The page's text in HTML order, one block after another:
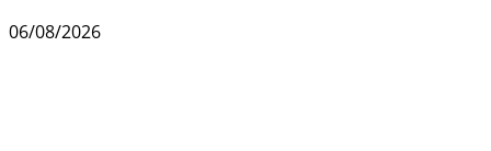
06/08/2026